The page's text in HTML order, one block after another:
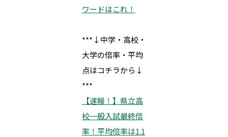
ワードはこれ！
***↓中学・高校・
大学の倍率・平均
点はコチラから↓
***
【速報！】県立高
校一般入試最終倍
率！平均倍率は1.1